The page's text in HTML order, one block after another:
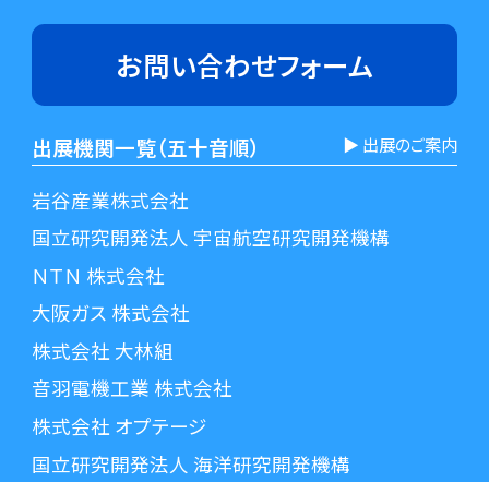
お問い合わせフォーム
出展機関一覧（五十音順） ▶︎ 出展のご案内
岩谷産業株式会社
国立研究開発法人 宇宙航空研究開発機構
ＮＴＮ 株式会社
大阪ガス 株式会社
株式会社 大林組
音羽電機工業 株式会社
株式会社 オプテージ
国立研究開発法人 海洋研究開発機構